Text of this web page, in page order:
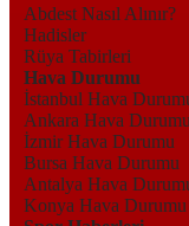
Abdest Nasıl Alınır?
Hadisler
Rüya Tabirleri
Hava Durumu
İstanbul Hava
Ankara Hava Durumu
İzmir Hava Durumu
Bursa Hava Durumu
Antalya Hava
Konya Hava Durumu